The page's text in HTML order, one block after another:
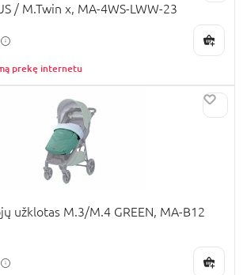
/ M.Twin x, MA-4WS-LWW-23
prekę internetu
užklotas M.3/M.4 GREEN, MA-B12